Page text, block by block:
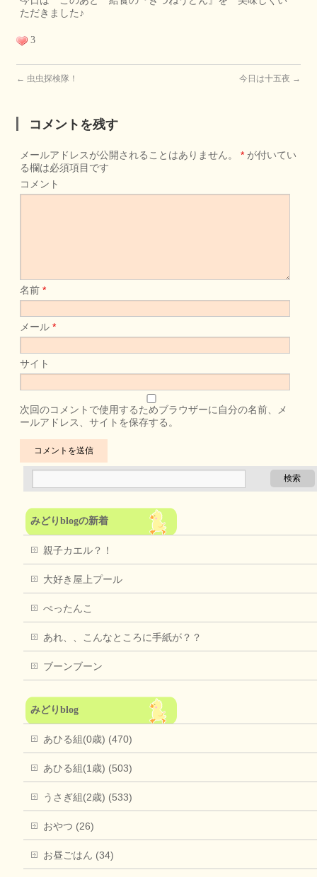
ただきました♪
3
← 虫虫探検隊！ 今日は十五夜 →
コメントを残す
メールアドレスが公開されることはありません。 * が付いてい
る欄は必須項目です
コメント
名前*
メール*
サイト
次回のコメントで使用するためブラウザーに自分の名前、メ
ールアドレス、サイトを保存する。
みどりblogの新着
親子カエル？！
大好き屋上プール
ぺったんこ
あれ、、こんなところに手紙が？？
ブーンブーン
みどりblog
あひる組(0歳) (470)
あひる組(1歳) (503)
うさぎ組(2歳) (533)
おやつ (26)
お昼ごはん (34)